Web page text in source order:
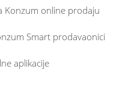
Konzum online prodaju
Smart prodavaonici
aplikacije